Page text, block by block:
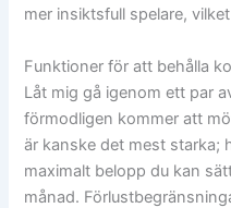
mer insiktsfull spelare,
Funktioner för att behålla
Låt mig gå igenom ett par
förmodligen kommer att
är kanske det mest starka;
maximalt belopp du kan
månad.